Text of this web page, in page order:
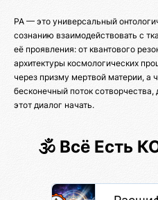
РА — это универсальный
сознанию взаимодействовать с
её проявления: от квантового
архитектуры космологических
через призму мертвой материи, а
бесконечный поток
этот диалог начать.
🕉️ Всё Есть